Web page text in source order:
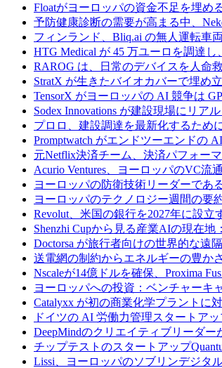
Floatがヨーロッパの資金不足を埋め
予防健康診断の需要が高まる中、
フィンランド、Bliq.ai の無人運転車
HTG Medical が 45 万ユーロを調達
RAROG は、日常のデバイスを人命
StratX が生きたバイオカバーで埋め
TensorX がヨーロッパの AI 競争は
Sodex Innovations が建設現場にリア
プロロ、建設調達を最新化するため
Promptwatch がエンドツーエンドの
元Netflix決済チーム、決済パフォー
Acurio Ventures、ヨーロッパのVC
ヨーロッパの防衛技術リーダーであ
ヨーロッパのテクノロジー週間の要
Revolut、米国の銀行を2027年に設立
Shenzhi Cupから見る産業AIの現在
Doctorsa が旅行者向けの世界的な遠
送電網の制約からエネルギーの豊か
Nscaleが14億ドルを確保、Proxima
ヨーロッパへの投資：ベンチャーキ
Catalyxx が初の商業化学プラントに
ドイツの AI 労働力管理スタートア
DeepMindのクリエイティブリーダ
チップテストのスタートアップ
Lissi、ヨーロッパのソブリンデジタ